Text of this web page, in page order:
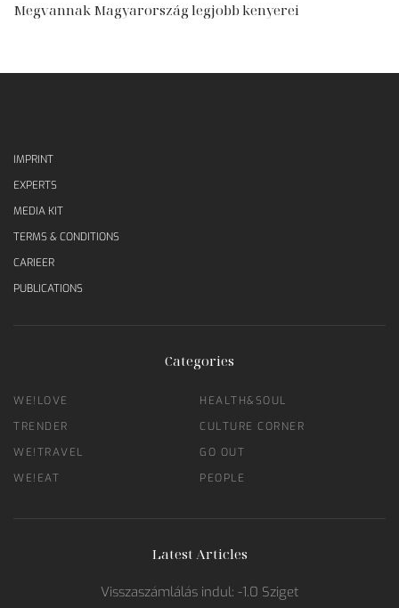
Megvannak Magyarország legjobb kenyerei
IMPRINT
EXPERTS
MEDIA KIT
TERMS & CONDITIONS
CARIEER
PUBLICATIONS
Categories
WE!LOVE
TRENDER
WE!TRAVEL
WE!EAT
HEALTH&SOUL
CULTURE CORNER
GO OUT
PEOPLE
Latest Articles
Visszaszámlálás indul: -1.0 Sziget